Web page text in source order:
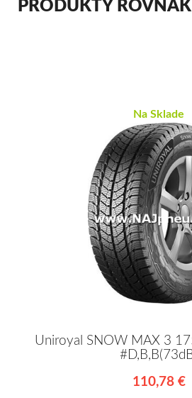
PRODUKTY
Na Sklade
Uniroyal SNOW MAX 3
110,78 €